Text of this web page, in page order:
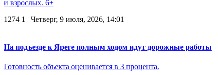
и взрослых. 6+
1274 1 | Четверг, 9 июля, 2026, 14:01
На подъезде к Яреге полным ходом идут дорожные работы
Готовность объекта оценивается в 3 процента.